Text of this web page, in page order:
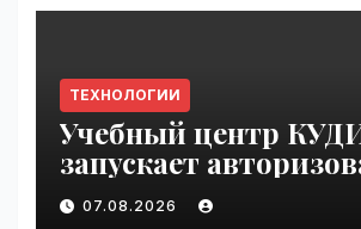
ТЕХНОЛОГИИ
Учебный центр
запускает
курс по
07.08.2026